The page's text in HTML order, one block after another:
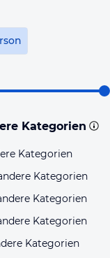
Kategorien
Kategorien
Kategorien
Kategorien
Kategorien
Kategorien